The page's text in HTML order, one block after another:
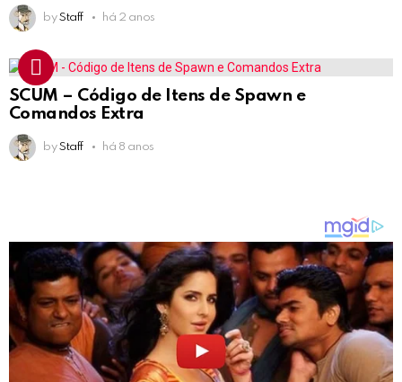
by Staff há 2 anos
SCUM – Código de Itens de Spawn e
Comandos Extra
by Staff há 8 anos